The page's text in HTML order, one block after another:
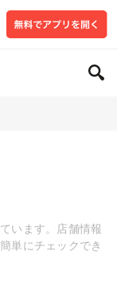
います。店舗情報
単にチェックでき